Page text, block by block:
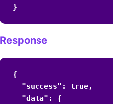
}
Response
{
  "success": true,
  "data": {